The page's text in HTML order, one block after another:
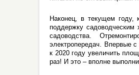
Наконец, в текущем году,
поддержку садоводческим
садоводства.
электропередач. Впервые
к 2020 году увеличить
раз! И это – вполне